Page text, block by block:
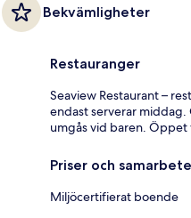
Bekvämligheter
Restauranger
Seaview Restaurant –
endast serverar middag.
umgås vid baren. Öppet
Priser och
Miljöcertifierat boende